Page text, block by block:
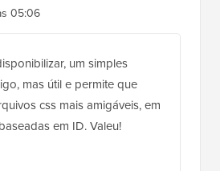
05:06
um simples
mas útil e permite que
css mais amigáveis, em
em ID. Valeu!